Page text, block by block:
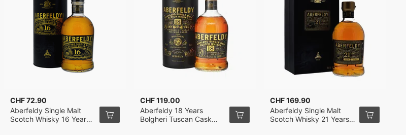
CHF 72.90
Aberfeldy Single Malt
Scotch Whisky 16 Years
CHF 119.00
Aberfeldy 18 Years
Bolgheri Tuscan Cask
CHF 169.90
Aberfeldy Single Malt
Scotch Whisky 21 Years